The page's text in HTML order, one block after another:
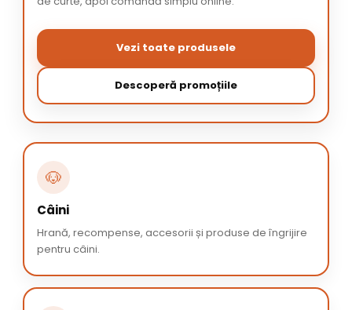
Vezi toate produsele
Descoperă promoțiile
🐶
Câini
Hrană, recompense, accesorii și produse de îngrijire
pentru câini.